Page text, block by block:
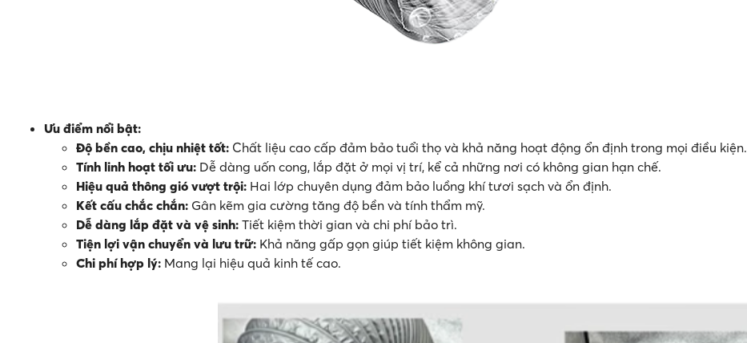
Ưu điểm nổi bật:
Độ bền cao, chịu nhiệt tốt: Chất liệu cao cấp đảm bảo tuổi thọ và khả năng hoạt động ổn định trong mọi điều kiện.
Tính linh hoạt tối ưu: Dễ dàng uốn cong, lắp đặt ở mọi vị trí, kể cả những nơi có không gian hạn chế.
Hiệu quả thông gió vượt trội: Hai lớp chuyên dụng đảm bảo luồng khí tươi sạch và ổn định.
Kết cấu chắc chắn: Gân kẽm gia cường tăng độ bền và tính thẩm mỹ.
Dễ dàng lắp đặt và vệ sinh: Tiết kiệm thời gian và chi phí bảo trì.
Tiện lợi vận chuyển và lưu trữ: Khả năng gấp gọn giúp tiết kiệm không gian.
Chi phí hợp lý: Mang lại hiệu quả kinh tế cao.